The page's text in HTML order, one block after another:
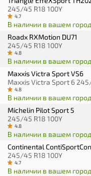
245/45 R18 100Y
4.7
В наличии в вашем
Roadx RXMotion DU71
245/45 R18 100Y
4.8
В наличии в вашем
Maxxis Victra Sport VS6
Maxxis Victra Sport 6
4.8
В наличии в вашем
Michelin Pilot Sport 5
245/45 R18 100Y
4.8
В наличии в вашем
Continental
245/45 R18 100Y
4.7
В наличии в вашем